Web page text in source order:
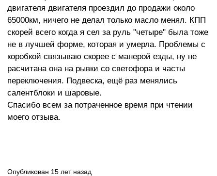
двигателя двигателя проездил до продажи около
65000км, ничего не делал только масло менял. КПП
скорей всего когда я сел за руль "четыре" была тоже
не в лучшей форме, которая и умерла. Проблемы с
коробкой связываю скорее с манерой езды, ну не
расчитана она на рывки со светофора и часты
переключения. Подвеска, ещё раз менялись
салентблоки и шаровые.
Спасибо всем за потраченное время при чтении
моего отзыва.
Опубликован 15 лет назад